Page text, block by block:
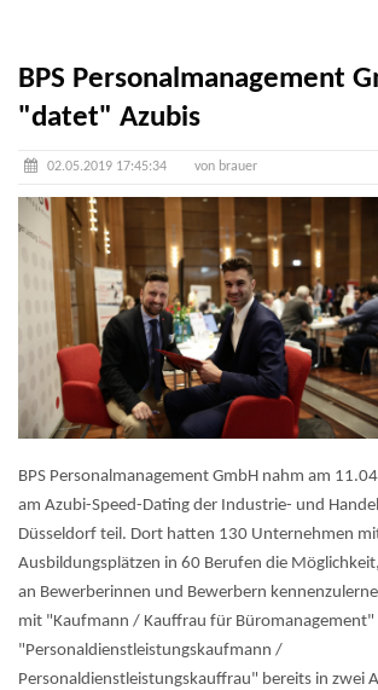
BPS Personalmanagement
"datet" Azubis
02.05.2019 17:45:34 von brauer
BPS Personalmanagement GmbH nahm am
am Azubi-Speed-Dating der Industrie- und
Düsseldorf teil. Dort hatten 130 Unternehmen
Ausbildungsplätzen in 60 Berufen die
an Bewerberinnen und Bewerbern
mit "Kaufmann / Kauffrau für Büromanagement"
"Personaldienstleistungskaufmann /
Personaldienstleistungskauffrau" bereits in zwei